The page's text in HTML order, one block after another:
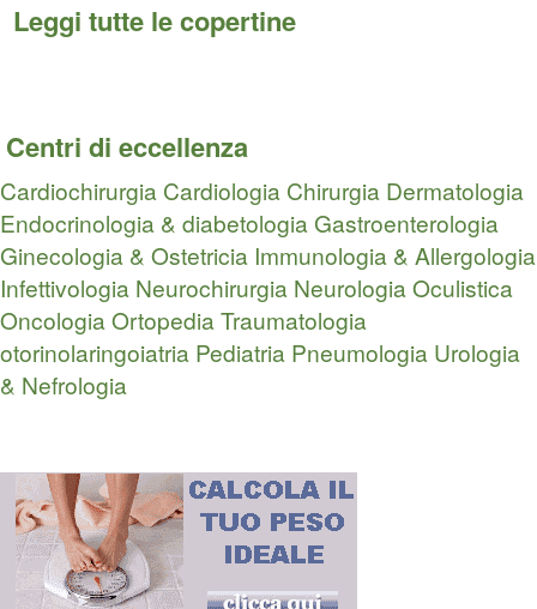
Leggi tutte le copertine
Centri di eccellenza
Cardiochirurgia Cardiologia Chirurgia Dermatologia
Endocrinologia & diabetologia Gastroenterologia
Ginecologia & Ostetricia Immunologia & Allergologia
Infettivologia Neurochirurgia NeurologiaOculistica
OncologiaOrtopedia Traumatologia
otorinolaringoiatria Pediatria Pneumologia Urologia
& Nefrologia